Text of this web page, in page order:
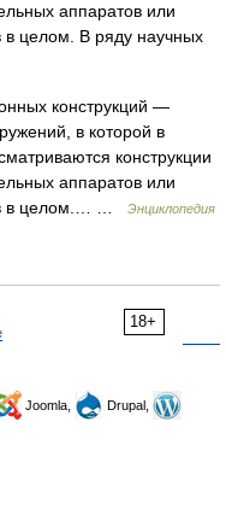
аппаратов или
в целом. В ряду научных
конструкций —
в которой в
конструкции
аппаратов или
в целом.… …
Энциклопедия
18+
Joomla,
Drupal,